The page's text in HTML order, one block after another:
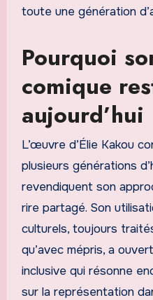
toute une génération
Pourquoi
comique
aujourd’hui
L’œuvre d’Élie Kakou
plusieurs générations
revendiquent son
rire partagé. Son
culturels, toujours
qu’avec mépris, a
inclusive qui résonne
sur la représentation